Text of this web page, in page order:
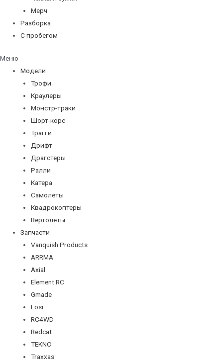
Мерч
Разборка
С пробегом
Меню
Модели
Трофи
Краулеры
Монстр-траки
Шорт-корс
Трагги
Дрифт
Драгстеры
Ралли
Катера
Самолеты
Квадрокоптеры
Вертолеты
Запчасти
Vanquish Products
ARRMA
Axial
Element RC
Gmade
Losi
RC4WD
Redcat
TEKNO
Traxxas